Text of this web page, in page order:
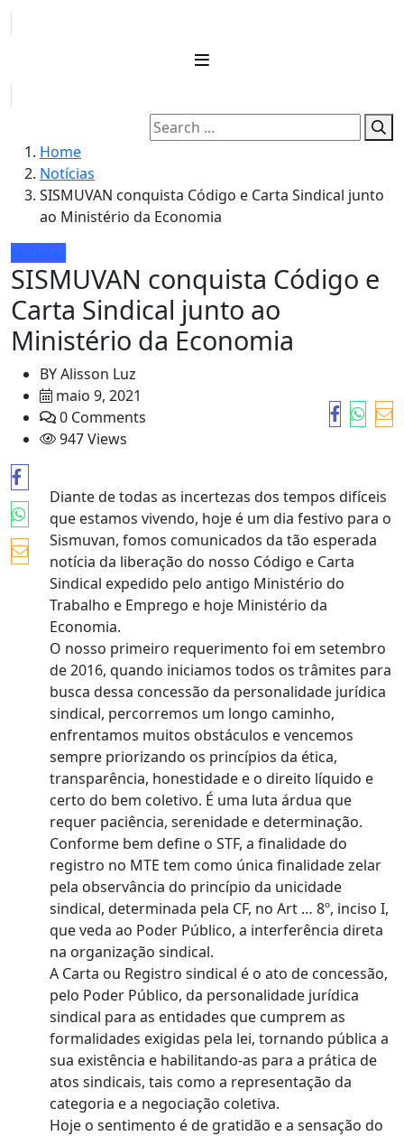
Home
Notícias
SISMUVAN conquista Código e Carta Sindical junto
ao Ministério da Economia
Notícias
SISMUVAN conquista Código e
Carta Sindical junto ao
Ministério da Economia
BYAlisson Luz
maio 9, 2021
0 Comments
947 Views
Diante de todas as incertezas dos tempos difíceis
que estamos vivendo, hoje é um dia festivo para o
Sismuvan, fomos comunicados da tão esperada
notícia da liberação do nosso Código e Carta
Sindical expedido pelo antigo Ministério do
Trabalho e Emprego e hoje Ministério da
Economia.
O nosso primeiro requerimento foi em setembro
de 2016, quando iniciamos todos os trâmites para
busca dessa concessão da personalidade jurídica
sindical, percorremos um longo caminho,
enfrentamos muitos obstáculos e vencemos
sempre priorizando os princípios da ética,
transparência, honestidade e o direito líquido e
certo do bem coletivo. É uma luta árdua que
requer paciência, serenidade e determinação.
Conforme bem define o STF, a finalidade do
registro no MTE tem como única finalidade zelar
pela observância do princípio da unicidade
sindical, determinada pela CF, no Art … 8º, inciso I,
que veda ao Poder Público, a interferência direta
na organização sindical.
A Carta ou Registro sindical é o ato de concessão,
pelo Poder Público, da personalidade jurídica
sindical para as entidades que cumprem as
formalidades exigidas pela lei, tornando pública a
sua existência e habilitando-as para a prática de
atos sindicais, tais como a representação da
categoria e a negociação coletiva.
Hoje o sentimento é de gratidão e a sensação do